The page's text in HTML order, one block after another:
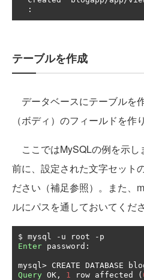
:
テーブルを作成
データベースにテーブルを
（ボディ）のフィールドを作
ここではMySQLの例を示し
前に、設定された文字セット
ださい（補足参照）。また、
ルにパスを通しておいてくださ
$ mysql - u root -
Enter password :
mysql> CREATE DATABASE
Query OK , 1 row affected (